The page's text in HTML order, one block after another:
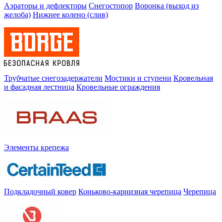
Аэраторы и дефлекторы Снегостопор Воронка (выход из
желоба) Нижнее колено (слив)
Трубчатые снегозадержатели Мостики и ступени Кровельная
и фасадная лестница Кровельные ограждения
Элементы крепежа
Подкладочный ковер Коньково-карнизная черепица Черепица